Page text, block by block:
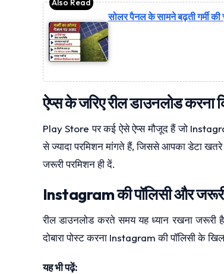
सोलर पैनल के सामने बढ़ती गर्मी की
ऐप्स के जरिए रील डाउनलोड करना
Play Store पर कई ऐसे ऐप्स मौजूद हैं जो
से ज्यादा परमिशन मांगते हैं, जिससे आपका डेटा
जरूरी परमिशन ही दें.
Instagram की पॉलिसी और जरूरी
रील डाउनलोड करते समय यह ध्यान रखना
दोबारा पोस्ट करना Instagram की पॉलिसी के
यह भी पढ़ें: